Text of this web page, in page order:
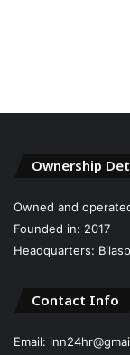
Ownership
Owned and
Founded in: 2017
Headquarters:
Contact Info
Email: